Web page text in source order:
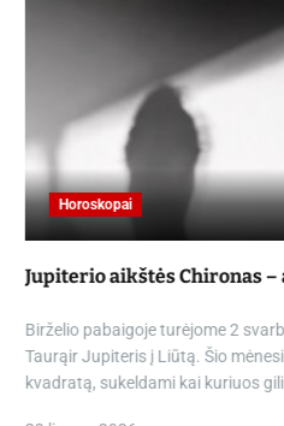
Horoskopai
Jupiterio aikštės Chironas –
Birželio pabaigoje turėjome 2
Taurąir Jupiteris į Liūtą. Šio
kvadratą, sukeldami kai kuriuos